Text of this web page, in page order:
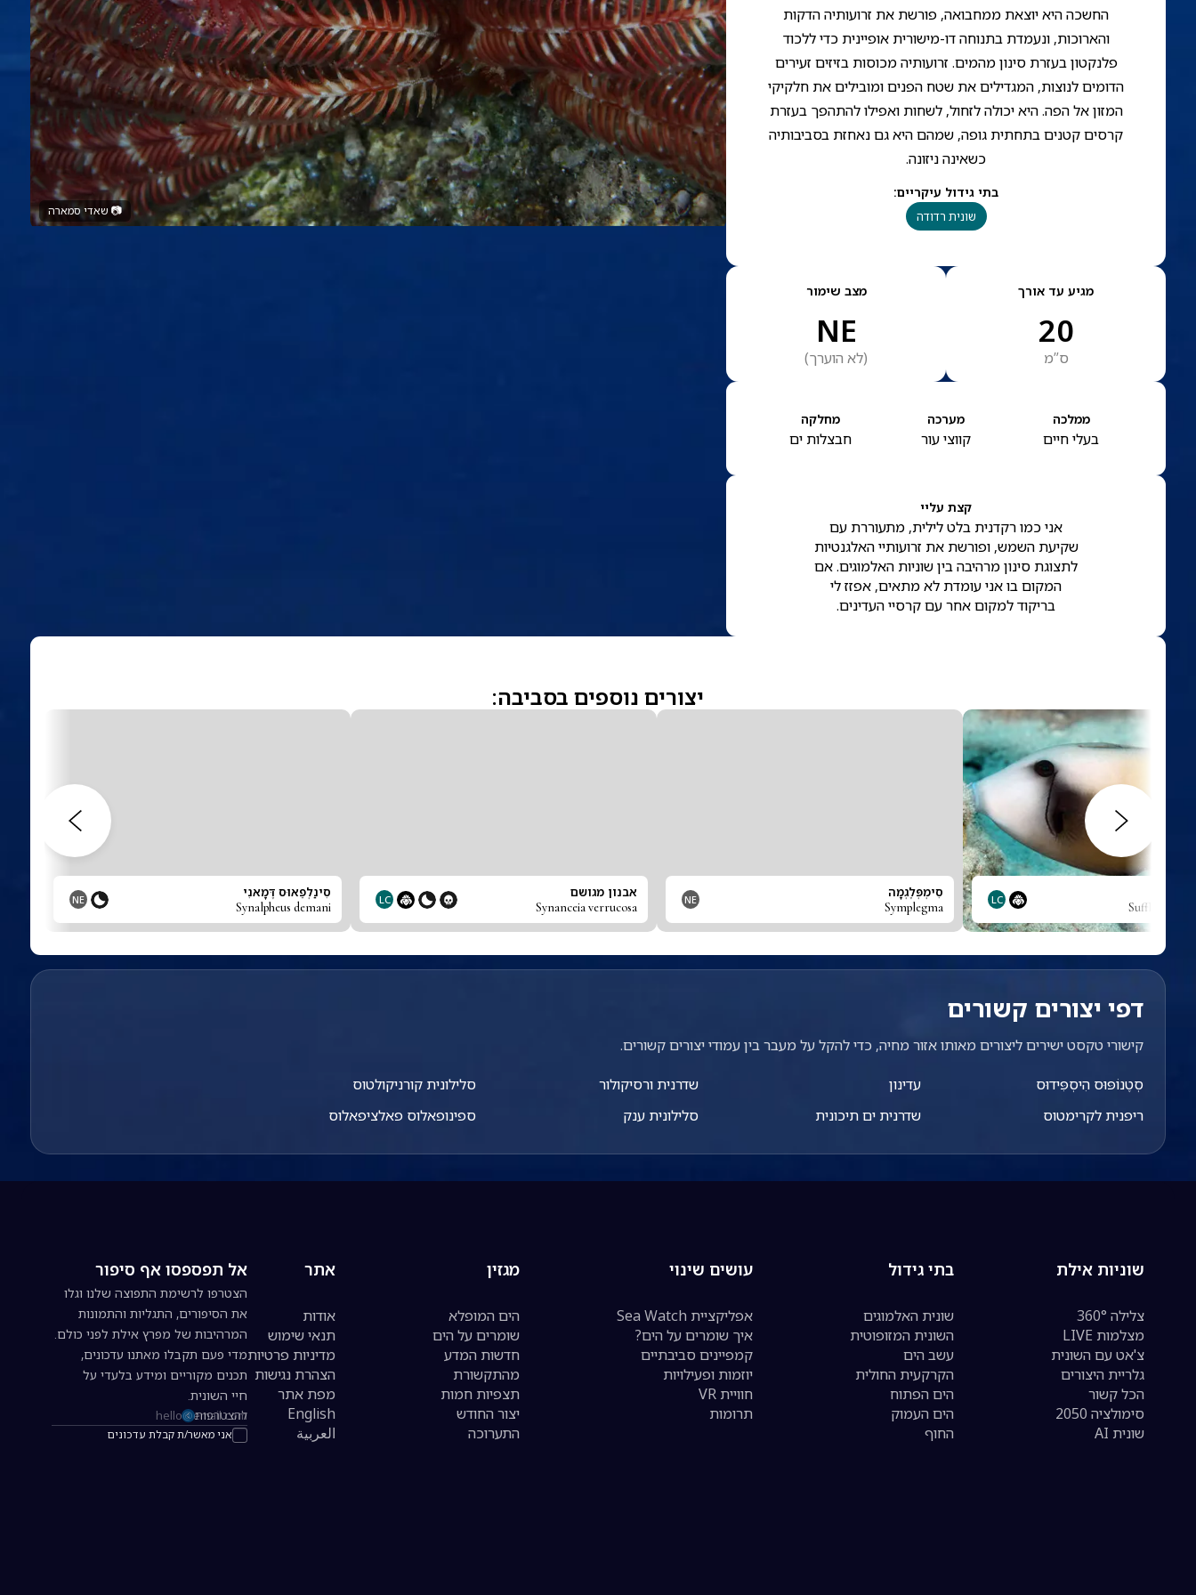
📷 שאדי סמארה
החשכה היא יוצאת ממחבואה, פורשת את זרועותיה הדקות
והארוכות, ונעמדת בתנוחה דו-מישורית אופיינית כדי ללכוד
פלנקטון בעזרת סינון מהמים. זרועותיה מכוסות בזיזים זעירים
הדומים לנוצות, המגדילים את שטח הפנים ומובילים את חלקיקי
המזון אל הפה. היא יכולה לזחול, לשחות ואפילו להתהפך בעזרת
קרסים קטנים בתחתית גופה, שמהם היא גם נאחזת בסביבותיה
כשאינה ניזונה.
בתי גידול עיקריים:
שונית רדודה
מגיע עד אורך
20
ס”מ
מצב שימור
NE
(לא הוערך)
ממלכה
בעלי חיים
מערכה
קווצי עור
מחלקה
חבצלות ים
קצת עליי
אני כמו רקדנית בלט לילית, מתעוררת עם
שקיעת השמש, ופורשת את זרועותיי האלגנטיות
לתצוגת סינון מרהיבה בין שוניות האלמוגים. אם
המקום בו אני עומדת לא מתאים, אפזז לי
בריקוד למקום אחר עם קרסיי העדינים.
יצורים נוספים בסביבה:
Sufflamen
LC סִימְפְּלֶגְמָה
Symplegma
NE אבנון מגושם
Synanceia verrucosa
LC סִינַלְפֵאוּס דֶּמָאנִי
Synalpheus demani
NE
דפי יצורים קשורים
קישורי טקסט ישירים ליצורים מאותו אזור מחיה, כדי להקל על מעבר בין עמודי יצורים קשורים.
סְטֶנוֹפּוּס הִיסְפִּידוּס
ריפנית לקרימטוס
עדינון
שדרנית ים תיכונית
שדרנית ורסיקולור
סלילונית ענק
סלילונית קורניקולטוס
ספינופאלוס פאלציפאלוס
שוניות אילת
צלילה 360°
מצלמות LIVE
צ'אט עם השונית
גלריית היצורים
הכל קשור
סימולציה 2050
שונית AI
בתי גידול
שונית האלמוגים
השונית המזופוטית
עשב הים
הקרקעית החולית
הים הפתוח
הים העמוק
החוף
עושים שינוי
אפליקציית Sea Watch
איך שומרים על הים?
קמפיינים סביבתיים
יוזמות ופעילויות
חוויית VR
תרומות
מגזין
הים המופלא
שומרים על הים
חדשות המדע
מהתקשורת
תצפיות חמות
יצור החודש
התערוכה
אתר
אודות
תנאי שימוש
מדיניות פרטיות
הצהרת נגישות
מפת אתר
English
العربية
אל תפספסו אף סיפור
הצטרפו לרשימת התפוצה שלנו וגלו
את הסיפורים, התגליות והתמונות
המרהיבות של מפרץ אילת לפני כולם.
מדי פעם תקבלו מאתנו עדכונים,
תכנים מקוריים ומידע בלעדי על
חיי השונית.
כתובת אימייל להרשמה לניוזלטר
אני מאשר/ת קבלת עדכונים
להצטרפות